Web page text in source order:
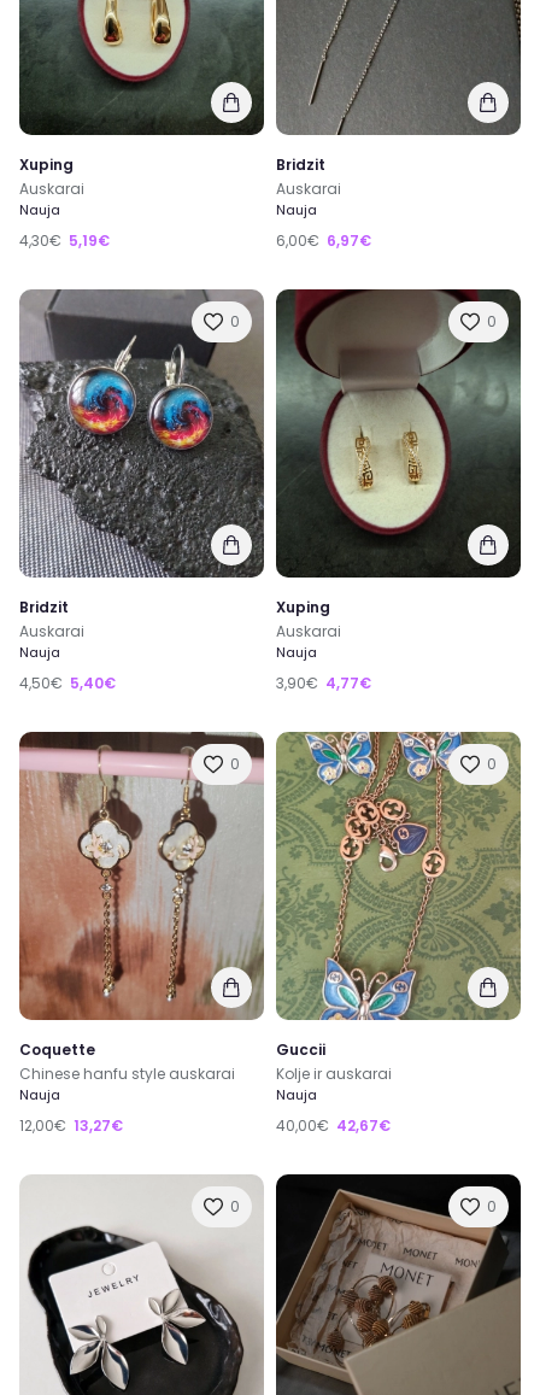
Xuping
Auskarai
Nauja
4,30€ 5,19€
Bridzit
Auskarai
Nauja
6,00€ 6,97€
0
Bridzit
Auskarai
Nauja
4,50€ 5,40€
0
Xuping
Auskarai
Nauja
3,90€ 4,77€
0
Coquette
Chinese hanfu style auskarai
Nauja
12,00€ 13,27€
0
Guccii
Kolje ir auskarai
Nauja
40,00€ 42,67€
0 0